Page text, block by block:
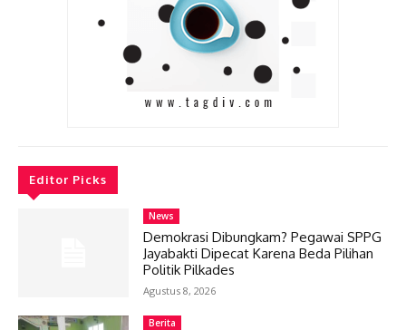
Editor Picks
News
Demokrasi Dibungkam? Pegawai SPPG
Jayabakti Dipecat Karena Beda Pilihan
Politik Pilkades
Agustus 8, 2026
Berita